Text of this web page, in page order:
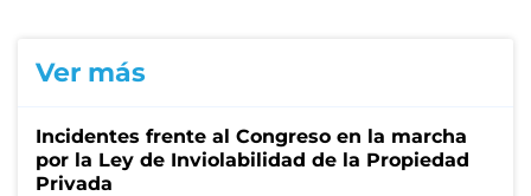
Ver más
Incidentes frente al Congreso en la marcha
por la Ley de Inviolabilidad de la Propiedad
Privada